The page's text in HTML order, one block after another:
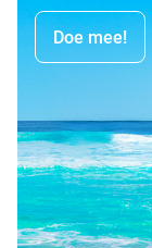
Doe mee!